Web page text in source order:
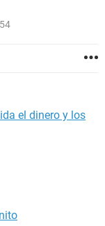
el dinero y los